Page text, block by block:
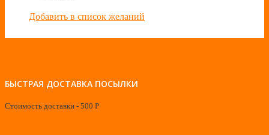
Добавить в список желаний
БЫСТРАЯ ДОСТАВКА ПОСЫЛКИ
Стоимость доставки - 500 Р